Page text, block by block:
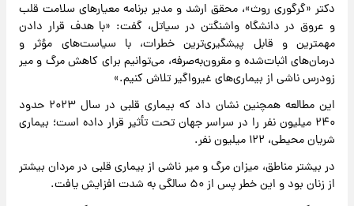
دکتر «گرگوری روث»، محقق ارشد و مدیر برنامه معیارهای سلامت قلب
و عروق در دانشگاه واشنگتن در سیاتل، گفت: «با هدف قرار دادن
مهمترین و قابل پیشگیری‌ترین خطرات، با سیاست‌های مؤثر و
درمان‌های اثبات‌شده و مقرون‌به‌صرفه، می‌توانیم برای کاهش مرگ و میر
زودرس ناشی از بیماری‌های غیرواگیر تلاش کنیم.»
این مطالعه همچنین نشان داد که بیماری قلبی در سال ۲۰۲۳ حدود
۲۴۰ میلیون نفر را در سراسر جهان تحت تأثیر قرار داده است؛ بیماری
شریان محیطی، ۱۲۲ میلیون نفر.
در بیشتر مناطق، میزان مرگ و میر ناشی از بیماری قلبی در مردان بیشتر
از زنان بود و این خطر پس از ۵۰ سالگی به شدت افزایش یافت.